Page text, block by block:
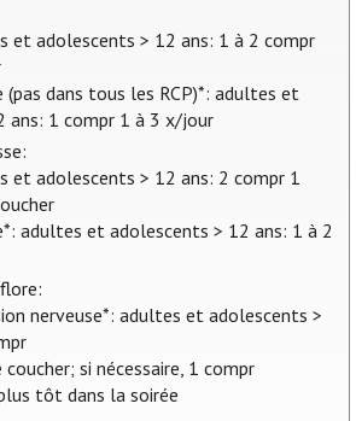
et adolescents > 12 ans: 1 à 2 compr
(pas dans tous les RCP)*: adultes et
ans: 1 compr 1 à 3 x/jour
et adolescents > 12 ans: 2 compr 1
adultes et adolescents > 12 ans: 1 à 2
nerveuse*: adultes et adolescents >
si nécessaire, 1 compr
tôt dans la soirée